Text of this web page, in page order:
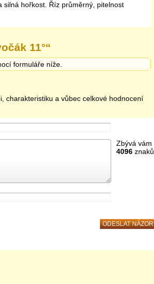
silná hořkost. Říz průměrný, pitelnost
11°“
formuláře níže.
charakteristiku a vůbec celkové hodnocení
Zbývá vám
4096 znaků.